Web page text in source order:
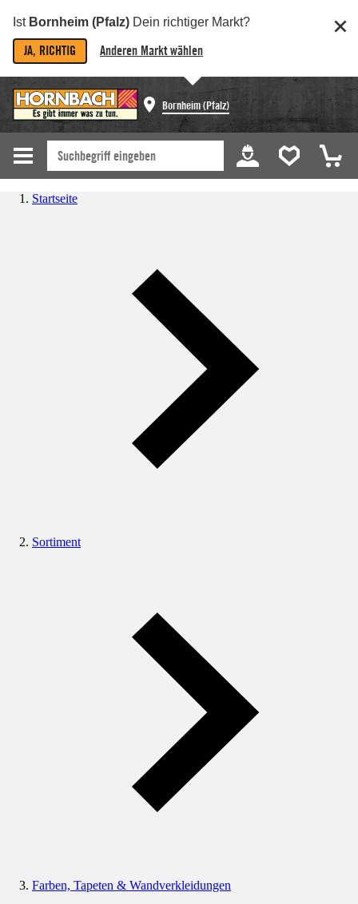
Ist Bornheim (Pfalz) Dein richtiger Markt?
JA, RICHTIG Anderen Markt wählen
Bornheim (Pfalz)
Startseite
Sortiment
Farben, Tapeten & Wandverkleidungen